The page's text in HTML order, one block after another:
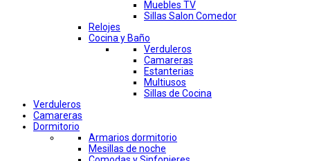
Muebles TV
Sillas Salon Comedor
Relojes
Cocina y Baño
Verduleros
Camareras
Estanterias
Multiusos
Sillas de Cocina
Verduleros
Camareras
Dormitorio
Armarios dormitorio
Mesillas de noche